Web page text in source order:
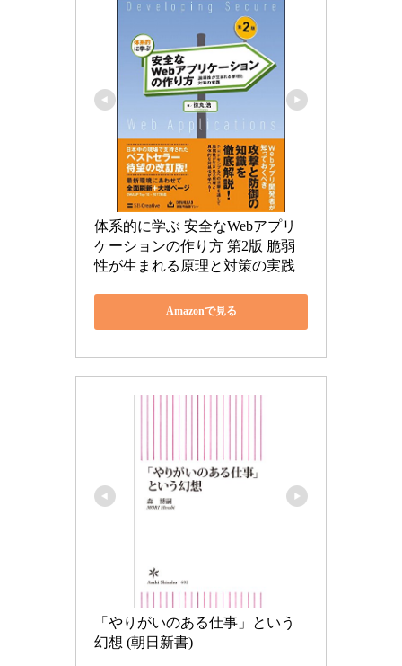
体系的に学ぶ 安全なWebアプリ
ケーションの作り方 第2版 脆弱
性が生まれる原理と対策の実践
Amazonで見る
「やりがいのある仕事」という
幻想 (朝日新書)